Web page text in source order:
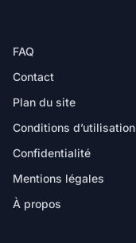
FAQ
Contact
Plan du site
Conditions d’utilisation
Confidentialité
Mentions légales
À propos